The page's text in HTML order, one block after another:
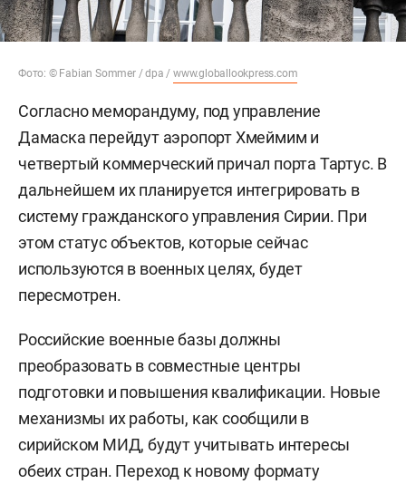
Фото: © Fabian Sommer / dpa /www.globallookpress.com
Согласно меморандуму, под управление
Дамаска перейдут аэропорт Хмеймим и
четвертый коммерческий причал порта Тартус. В
дальнейшем их планируется интегрировать в
систему гражданского управления Сирии. При
этом статус объектов, которые сейчас
используются в военных целях, будет
пересмотрен.
Российские военные базы должны
преобразовать в совместные центры
подготовки и повышения квалификации. Новые
механизмы их работы, как сообщили в
сирийском МИД, будут учитывать интересы
обеих стран. Переход к новому формату